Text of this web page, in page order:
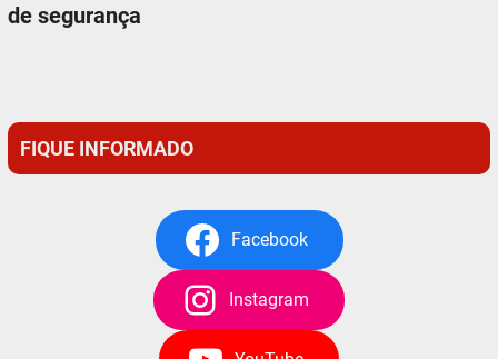
de segurança
FIQUE INFORMADO
Facebook
Instagram